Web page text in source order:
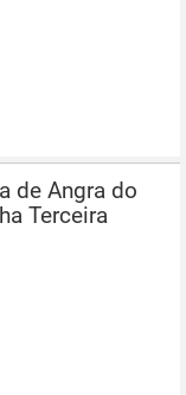
de Angra do
Terceira